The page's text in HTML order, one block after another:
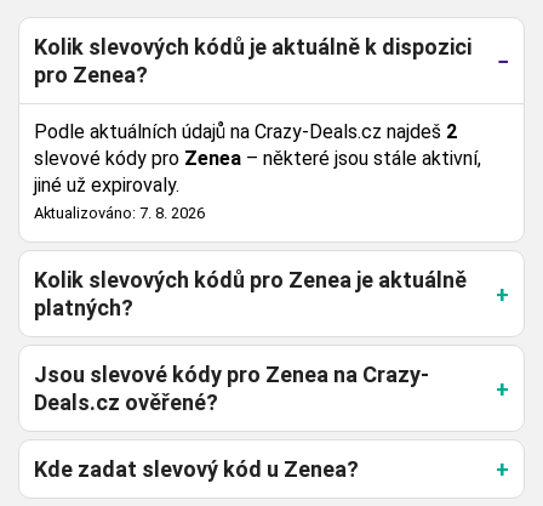
Kolik slevových kódů je aktuálně k dispozici
pro Zenea?
Podle aktuálních údajů na Crazy-Deals.cz najdeš 2
slevové kódy pro Zenea – některé jsou stále aktivní,
jiné už expirovaly.
Aktualizováno: 7. 8. 2026
Kolik slevových kódů pro Zenea je aktuálně
platných?
Jsou slevové kódy pro Zenea na Crazy-
Deals.cz ověřené?
Kde zadat slevový kód u Zenea?